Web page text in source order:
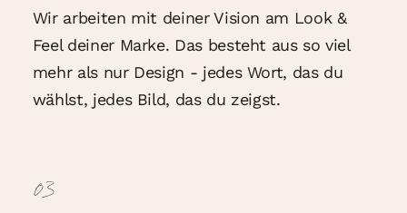
03
Wir arbeiten mit deiner Vision am Look &
Feel deiner Marke. Das besteht aus so viel
mehr als nur Design - jedes Wort, das du
wählst, jedes Bild, das du zeigst.